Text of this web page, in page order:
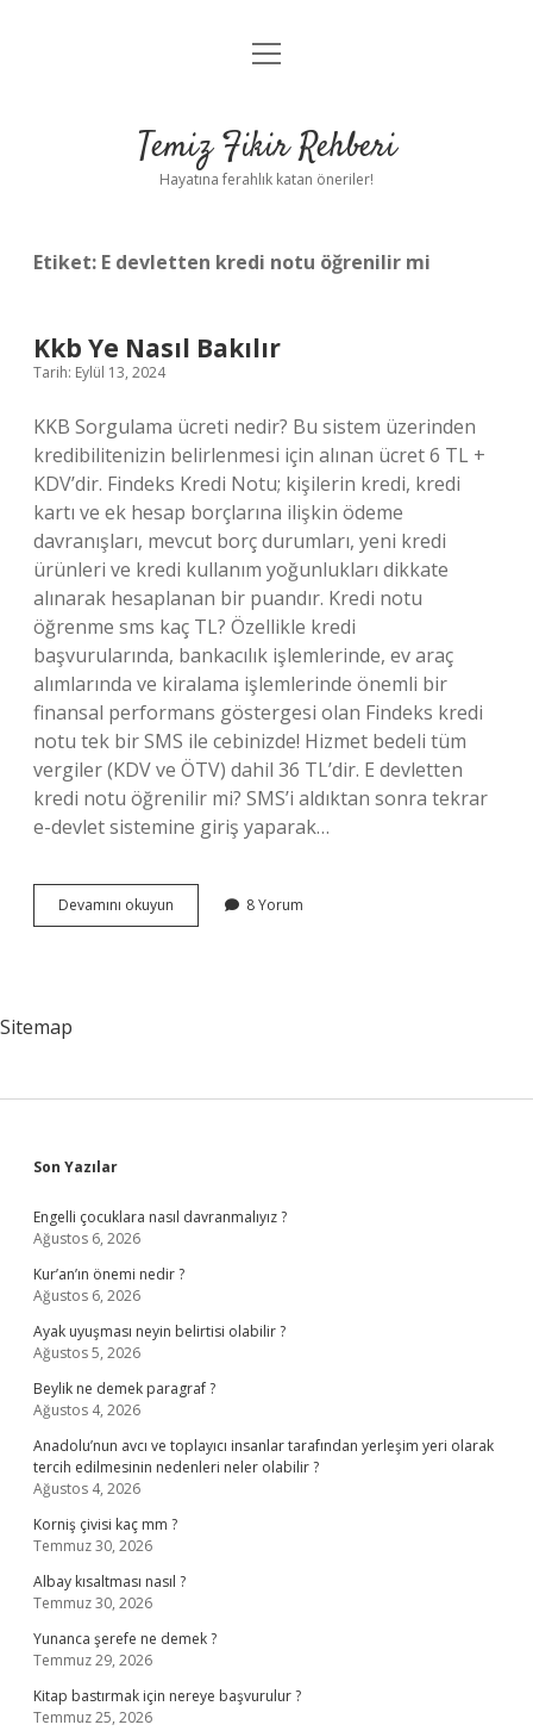
Anasayfa
Yasal Uyarı
menüyü
Temiz Fikir Rehberi
Hayatına ferahlık katan öneriler!
Etiket: E devletten kredi notu öğrenilir mi
Kkb Ye Nasıl Bakılır
Tarih: Eylül 13, 2024
KKB Sorgulama ücreti nedir? Bu sistem üzerinden
kredibilitenizin belirlenmesi için alınan ücret 6 TL +
KDV’dir. Findeks Kredi Notu; kişilerin kredi, kredi
kartı ve ek hesap borçlarına ilişkin ödeme
davranışları, mevcut borç durumları, yeni kredi
ürünleri ve kredi kullanım yoğunlukları dikkate
alınarak hesaplanan bir puandır. Kredi notu
öğrenme sms kaç TL? Özellikle kredi
başvurularında, bankacılık işlemlerinde, ev araç
alımlarında ve kiralama işlemlerinde önemli bir
finansal performans göstergesi olan Findeks kredi
notu tek bir SMS ile cebinizde! Hizmet bedeli tüm
vergiler (KDV ve ÖTV) dahil 36 TL’dir. E devletten
kredi notu öğrenilir mi? SMS’i aldıktan sonra tekrar
e-devlet sistemine giriş yaparak…
Devamını okuyun
Ye
8 Yorum
Sitemap
Sidebar
Son Yazılar
Engelli çocuklara nasıl davranmalıyız ?
Ağustos 6, 2026
Kur’an’ın önemi nedir ?
Ağustos 6, 2026
Ayak uyuşması neyin belirtisi olabilir ?
Ağustos 5, 2026
Beylik ne demek paragraf ?
Ağustos 4, 2026
Anadolu’nun avcı ve toplayıcı insanlar tarafından yerleşim yeri olarak
tercih edilmesinin nedenleri neler olabilir ?
Ağustos 4, 2026
Korniş çivisi kaç mm ?
Temmuz 30, 2026
Albay kısaltması nasıl ?
Temmuz 30, 2026
Yunanca şerefe ne demek ?
Temmuz 29, 2026
Kitap bastırmak için nereye başvurulur ?
Temmuz 25, 2026